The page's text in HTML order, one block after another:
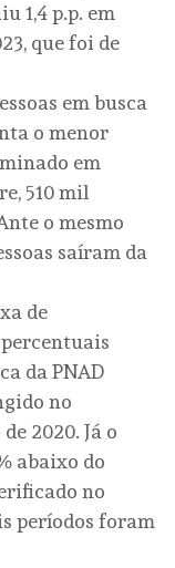
1,4 p.p. em
que foi de
em busca
o menor
em
510 mil
o mesmo
saíram da
de
da PNAD
no
2020. Já o
abaixo do
no
períodos foram